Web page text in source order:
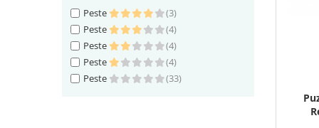
Peste
(3)
Peste
(4)
Peste
(4)
Peste
(4)
Peste
(33)